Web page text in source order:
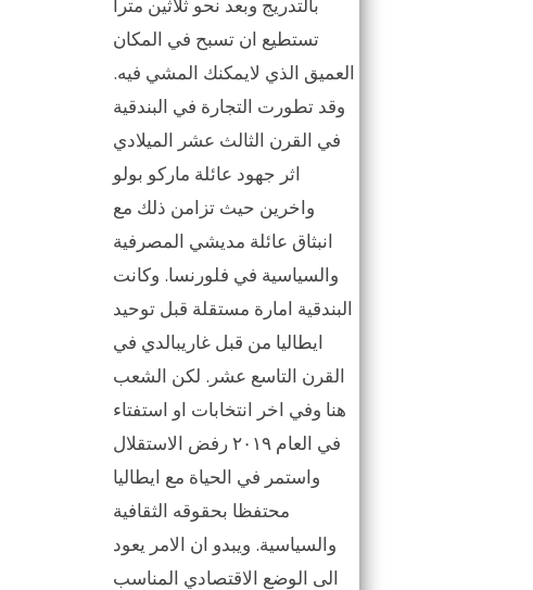
تستطيع ان تسبح في المكان
العميق الذي لايمكنك المشي فيه.
وقد تطورت التجارة في البندقية
في القرن الثالث عشر الميلادي
اثر جهود عائلة ماركو بولو
واخرين حيث تزامن ذلك مع
انبثاق عائلة مديشي المصرفية
والسياسية في فلورنسا. وكانت
البندقية امارة مستقلة قبل توحيد
ايطاليا من قبل غاريبالدي في
القرن التاسع عشر. لكن الشعب
هنا وفي اخر انتخابات او استفتاء
في العام ٢٠١٩ رفض الاستقلال
واستمر في الحياة مع ايطاليا
محتفظا بحقوقه الثقافية
والسياسية. ويبدو ان الامر يعود
الى الوضع الاقتصادي المناسب